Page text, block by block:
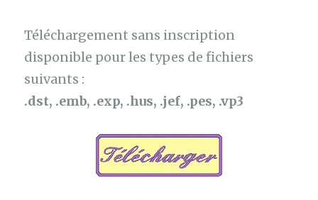
Téléchargement sans inscription
disponible pour les types de fichiers
suivants :
.dst, .emb, .exp, .hus, .jef, .pes, .vp3